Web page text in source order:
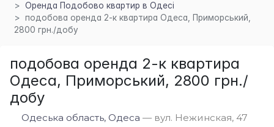
Оренда Подобово квартир в Одесі
подобова оренда 2-к квартира Одеса, Приморський,
2800 грн./добу
подобова оренда 2-к квартира
Одеса, Приморський, 2800 грн./
добу
Одеська область, Одеса — вул. Нежинская, 47